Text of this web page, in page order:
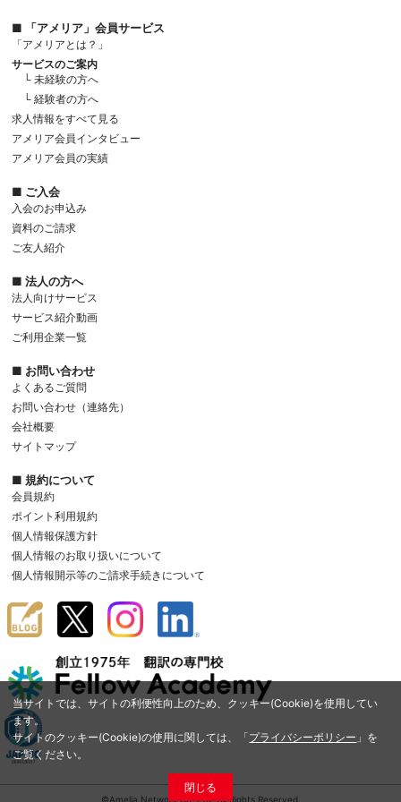
当サイトでは、サイトの利便性向上のため、クッキー(Cookie)を使用してい
ます。
サイトのクッキー(Cookie)の使用に関しては、「プライバシーポリシー 」を
ご覧ください。
閉じる
■ 「アメリア」会員サービス
「アメリアとは？」
サービスのご案内
└ 未経験の方へ
└ 経験者の方へ
求人情報をすべて見る
アメリア会員インタビュー
アメリア会員の実績
■ ご入会
入会のお申込み
資料のご請求
ご友人紹介
■ 法人の方へ
法人向けサービス
サービス紹介動画
ご利用企業一覧
■ お問い合わせ
よくあるご質問
お問い合わせ（連絡先）
会社概要
サイトマップ
■ 規約について
会員規約
ポイント利用規約
個人情報保護方針
個人情報のお取り扱いについて
個人情報開示等のご請求手続きについて
©Amelia Network Co.,Ltd. All Rights Reserved.